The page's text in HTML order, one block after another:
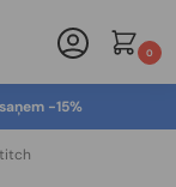
0
-15%